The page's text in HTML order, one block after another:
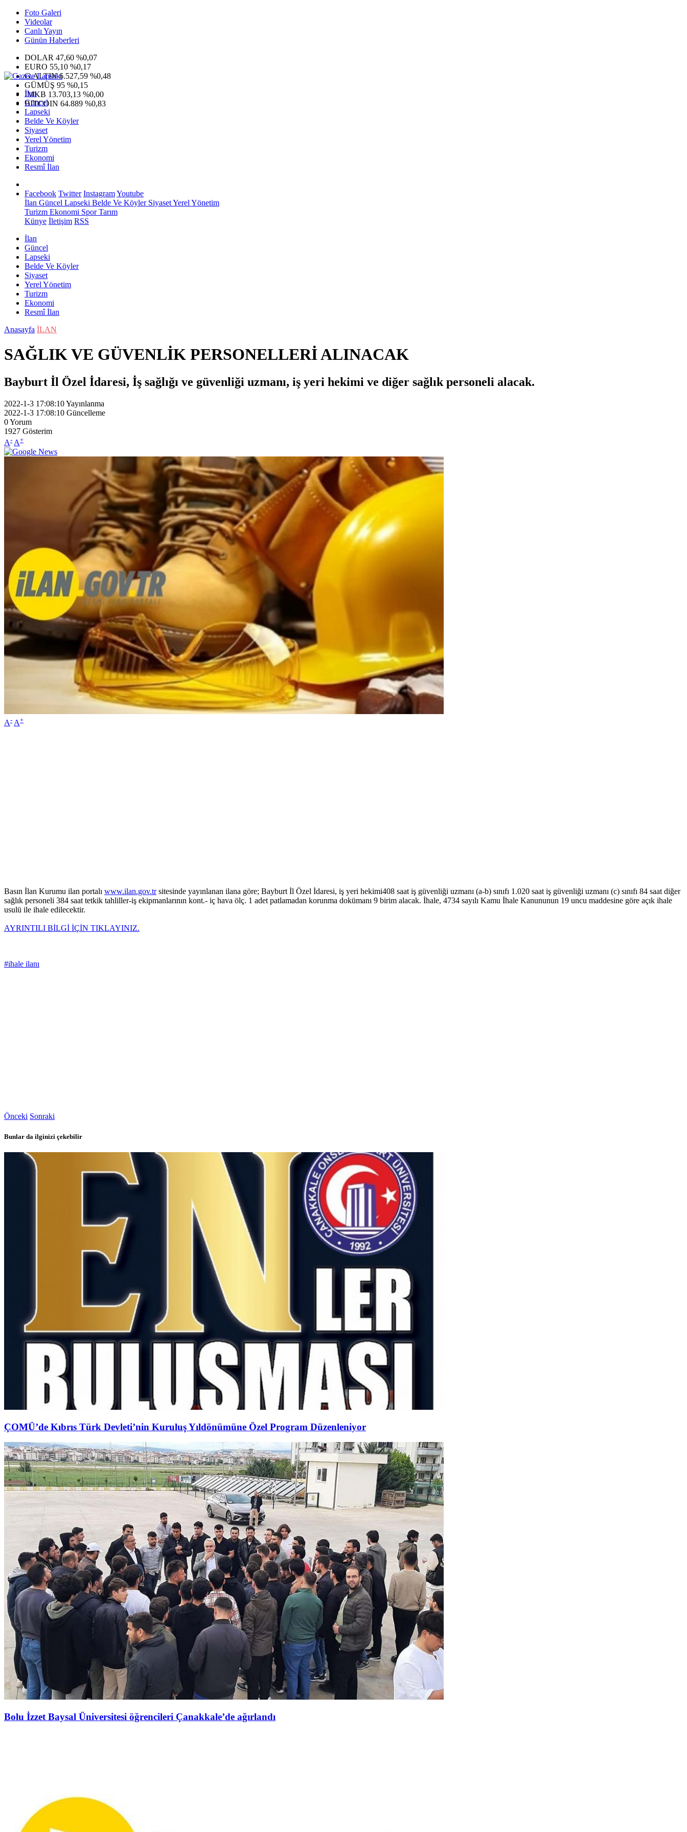
Foto Galeri
Videolar
Canlı Yayın
Günün Haberleri
DOLAR 47,60 %0,07
EURO 55,10 %0,17
G.ALTIN6.527,59 %0,48
GÜMÜŞ 95 %0,15
IMKB 13.703,13 %0,00
BITCOIN 64.889 %0,83
İlan
Güncel
Lapseki
Belde Ve Köyler
Siyaset
Yerel Yönetim
Turizm
Ekonomi
Resmî İlan
Facebook Twitter InstagramYoutube
İlan Güncel Lapseki Belde Ve KöylerSiyasetYerel Yönetim
Turizm Ekonomi SporTarım
Künye İletişim RSS
İlan
Güncel
Lapseki
Belde Ve Köyler
Siyaset
Yerel Yönetim
Turizm
Ekonomi
Resmî İlan
Anasayfa İLAN
SAĞLIK VE GÜVENLİK PERSONELLERİ ALINACAK
Bayburt İl Özel İdaresi, İş sağlığı ve güvenliği uzmanı, iş yeri hekimi ve diğer sağlık personeli alacak.
2022-1-3 17:08:10Yayınlanma
2022-1-3 17:08:10 Güncelleme
0Yorum
1927 Gösterim
A- A+
A- A+
Basın İlan Kurumu ilan portalı www.ilan.gov.trsitesinde yayınlanan ilana göre; Bayburt İl Özel İdaresi, iş yeri hekimi408 saat iş güvenliği uzmanı (a-b) sınıfı 1.020 saat iş güvenliği uzmanı (c) sınıfı 84 saat diğer
sağlık personeli 384 saat tetkik tahliller-iş ekipmanlarının kont.- iç hava ölç. 1 adet patlamadan korunma dokümanı 9 birim alacak. İhale, 4734 sayılı Kamu İhale Kanununun 19 uncu maddesine göre açık ihale
usulü ile ihale edilecektir.
AYRINTILI BİLGİ İÇİN TIKLAYINIZ.
#ihale ilanı
Önceki Sonraki
Bunlar da ilginizi çekebilir
ÇOMÜ’de Kıbrıs Türk Devleti’nin Kuruluş Yıldönümüne Özel Program Düzenleniyor
Bolu İzzet Baysal Üniversitesi öğrencileri Çanakkale’de ağırlandı